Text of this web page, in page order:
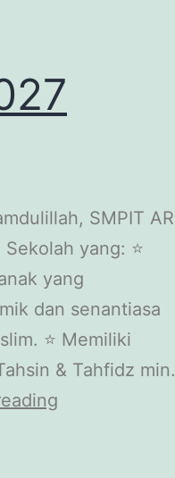
SMPIT AR
yang: ⭐
yang
dan senantiasa
⭐ Memiliki
& Tahfidz min.